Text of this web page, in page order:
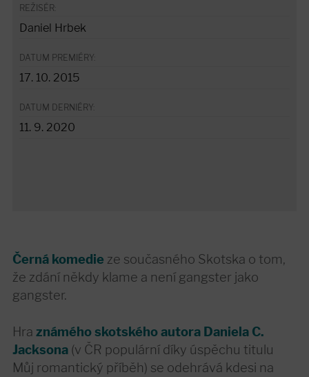
REŽISÉR:
Daniel Hrbek
DATUM PREMIÉRY:
17. 10. 2015
DATUM DERNIÉRY:
11. 9. 2020
Černá komedie ze současného Skotska o tom,
že zdání někdy klame a není gangster jako
gangster.
Hraznámého skotského autora Daniela C.
Jacksona (v ČR populární díky úspěchu titulu
Můj romantický příběh) se odehrává kdesi na